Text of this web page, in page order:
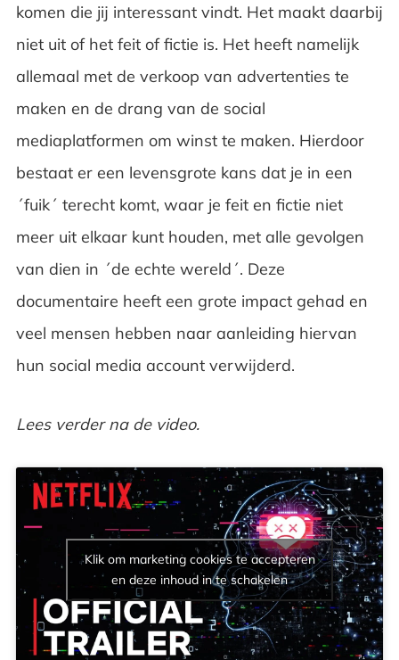
komen die jij interessant vindt. Het maakt daarbij
niet uit of het feit of fictie is. Het heeft namelijk
allemaal met de verkoop van advertenties te
maken en de drang van de social
mediaplatformen om winst te maken. Hierdoor
bestaat er een levensgrote kans dat je in een
´fuik´ terecht komt, waar je feit en fictie niet
meer uit elkaar kunt houden, met alle gevolgen
van dien in ´de echte wereld´. Deze
documentaire heeft een grote impact gehad en
veel mensen hebben naar aanleiding hiervan
hun social media account verwijderd.
Lees verder na de video.
Klik om marketing cookies te accepteren
en deze inhoud in te schakelen